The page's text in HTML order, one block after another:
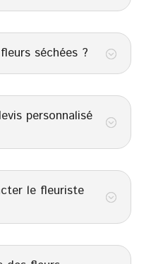
;
séchées ?
;
personnalisé
;
le fleuriste